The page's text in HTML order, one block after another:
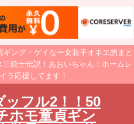
ング・ゲイなー女装子オネエ的まと
銃士伝説！あおいちゃん！ホームレ
ラ応援してます！
ッフル2！！50
ホモ童貞ギン